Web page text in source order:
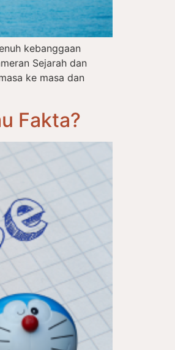
kebanggaan
Sejarah dan
ke masa dan
Fakta?